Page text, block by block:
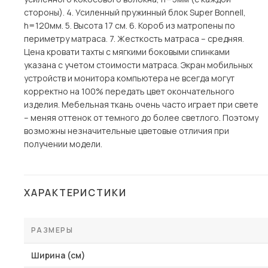
стороны). 4. Усиленный пружинный блок Super Bonnell,
h=120мм. 5. Высота 17 см. 6. Короб из матропены по
периметру матраса. 7. Жесткость матраса – средняя.
Цена кровати тахты с мягкими боковыми спинками
указана с учетом стоимости матраса. Экран мобильных
устройств и монитора компьютера не всегда могут
корректно на 100% передать цвет окончательного
изделия. Мебельная ткань очень часто играет при свете
– меняя оттенок от темного до более светлого. Поэтому
возможны незначительные цветовые отличия при
получении модели.
ХАРАКТЕРИСТИКИ
РАЗМЕРЫ
Ширина (см)